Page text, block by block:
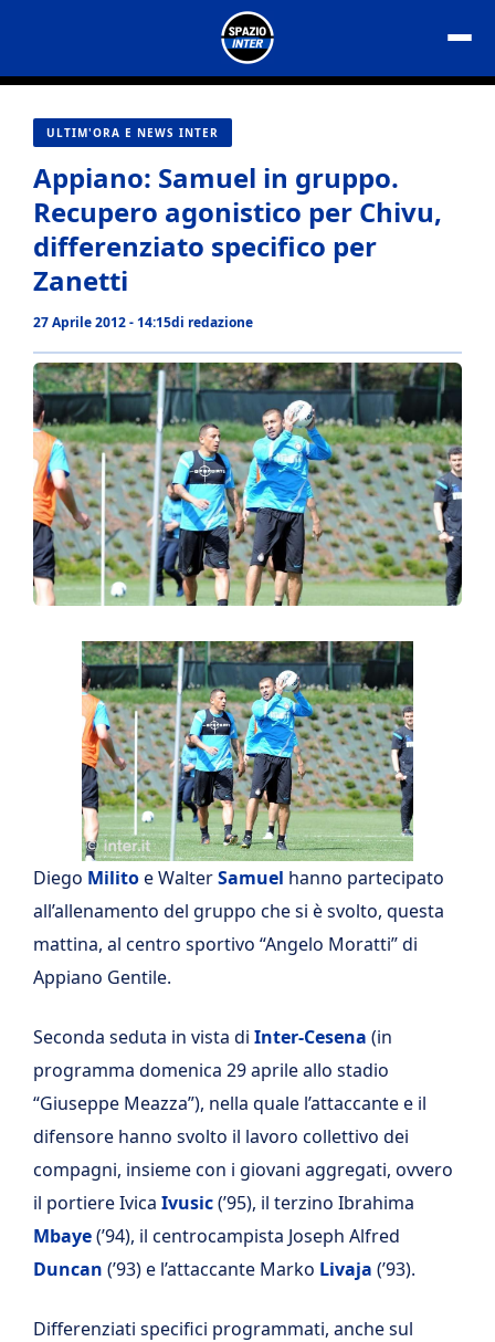
contenuto
ULTIM'ORA E NEWS INTER
Appiano: Samuel in gruppo.
Recupero agonistico per Chivu,
differenziato specifico per
Zanetti
27 Aprile 2012 - 14:15di redazione
Diego Militoe WalterSamuel hanno partecipato
all’allenamento del gruppo che si è svolto, questa
mattina, al centro sportivo “Angelo Moratti” di
Appiano Gentile.
Seconda seduta in vista di Inter-Cesena (in
programma domenica 29 aprile allo stadio
“Giuseppe Meazza”), nella quale l’attaccante e il
difensore hanno svolto il lavoro collettivo dei
compagni, insieme con i giovani aggregati, ovvero
il portiere Ivica Ivusic(’95), il terzino Ibrahima
Mbaye(’94), il centrocampista Joseph Alfred
Duncan (’93) e l’attaccante Marko Livaja (’93).
Differenziati specifici programmati, anche sul